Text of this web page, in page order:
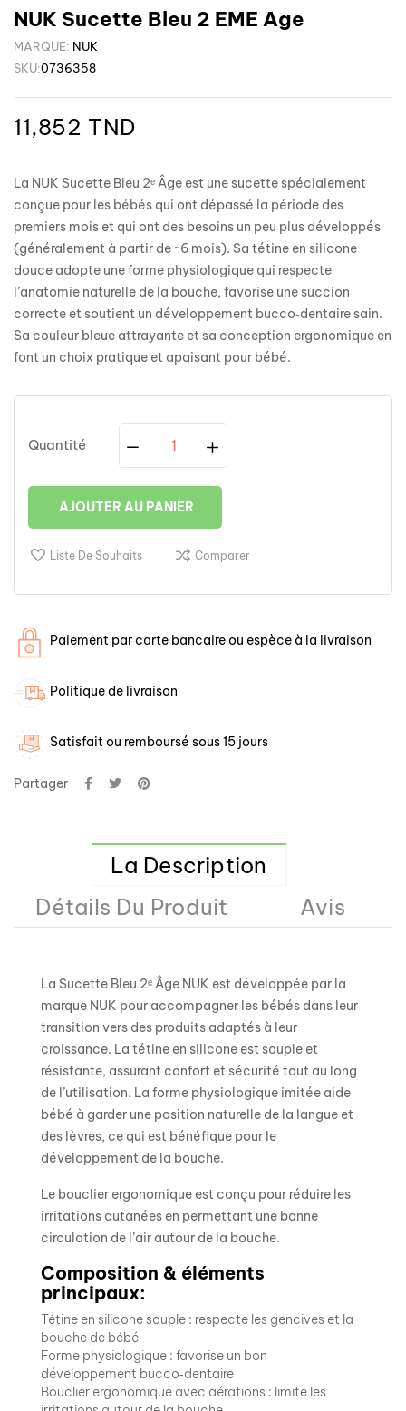
NUK Sucette Bleu 2 EME Age
MARQUE: NUK
SKU:0736358
11,852 TND
La NUK Sucette Bleu 2ᵉ Âge est une sucette spécialement
conçue pour les bébés qui ont dépassé la période des
premiers mois et qui ont des besoins un peu plus développés
(généralement à partir de ~6 mois). Sa tétine en silicone
douce adopte une forme physiologique qui respecte
l’anatomie naturelle de la bouche, favorise une succion
correcte et soutient un développement bucco‑dentaire sain.
Sa couleur bleue attrayante et sa conception ergonomique en
font un choix pratique et apaisant pour bébé.
Quantité
AJOUTER AU PANIER
Liste De Souhaits Comparer
Paiement par carte bancaire ou espèce à la livraison
Politique de livraison
Satisfait ou remboursé sous 15 jours
Partager
La Description
Détails Du Produit
Avis
La Sucette Bleu 2ᵉ Âge NUK est développée par la
marque NUK pour accompagner les bébés dans leur
transition vers des produits adaptés à leur
croissance. La tétine en silicone est souple et
résistante, assurant confort et sécurité tout au long
de l’utilisation. La forme physiologique imitée aide
bébé à garder une position naturelle de la langue et
des lèvres, ce qui est bénéfique pour le
développement de la bouche.
Le bouclier ergonomique est conçu pour réduire les
irritations cutanées en permettant une bonne
circulation de l’air autour de la bouche.
Composition & éléments
principaux:
Tétine en silicone souple : respecte les gencives et la
bouche de bébé
Forme physiologique : favorise un bon
développement bucco‑dentaire
Bouclier ergonomique avec aérations : limite les